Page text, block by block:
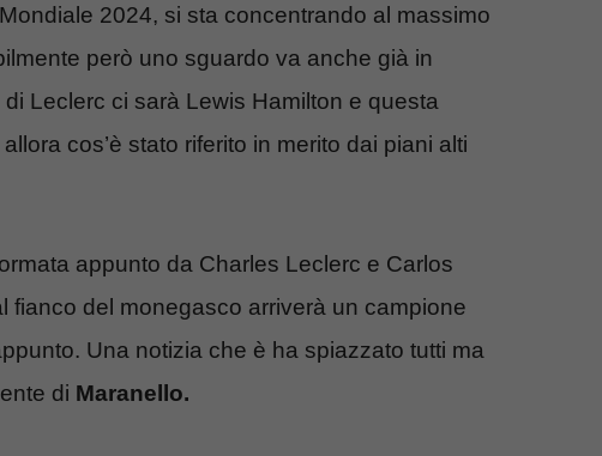
2024, si sta concentrando al massimo
però uno sguardo va anche già in
Leclerc ci sarà Lewis Hamilton e questa
cos’è stato riferito in merito dai piani alti
appunto da Charles Leclerc e Carlos
fianco del monegasco arriverà un campione
Una notizia che è ha spiazzato tutti ma
di Maranello.